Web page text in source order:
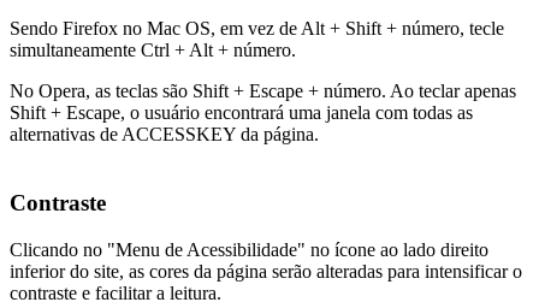
Sendo Firefox no Mac OS, em vez de Alt + Shift + número, tecle
simultaneamente Ctrl + Alt + número.
No Opera, as teclas são Shift + Escape + número. Ao teclar apenas
Shift + Escape, o usuário encontrará uma janela com todas as
alternativas de ACCESSKEY da página.
Contraste
Clicando no "Menu de Acessibilidade" no ícone ao lado direito
inferior do site, as cores da página serão alteradas para intensificar o
contraste e facilitar a leitura.